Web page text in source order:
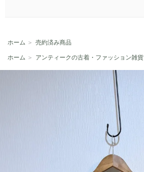
ホーム ＞ 売約済み商品
ホーム ＞ アンティークの古着・ファッション雑貨